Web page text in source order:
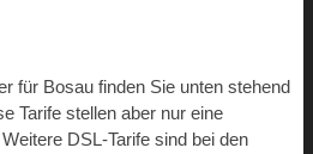
für Bosau finden Sie unten stehend
Tarife stellen aber nur eine
DSL-Tarife sind bei den